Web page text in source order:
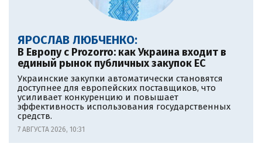
ЯРОСЛАВ ЛЮБЧЕНКО:
В Европу c Prozorro: как Украина входит в
единый рынок публичных закупок ЕС
Украинские закупки автоматически становятся
доступнее для европейских поставщиков, что
усиливает конкуренцию и повышает
эффективность использования государственных
средств.
7 АВГУСТА 2026, 10:31